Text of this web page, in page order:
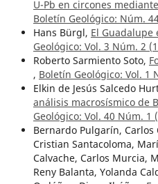
U-Pb en circones
Boletín Geológico: Núm.
Hans Bürgl, El Guadalupe
Geológico: Vol. 3 Núm. 2
Roberto Sarmiento Soto,
, Boletín Geológico: Vol. 1
Elkin de Jesús Salcedo
análisis macrosísmico de
Geológico: Vol. 40 Núm. 1
Bernardo Pulgarín,
Cristian Santacoloma,
Calvache, Carlos Murcia,
Reny Balanta, Yolanda